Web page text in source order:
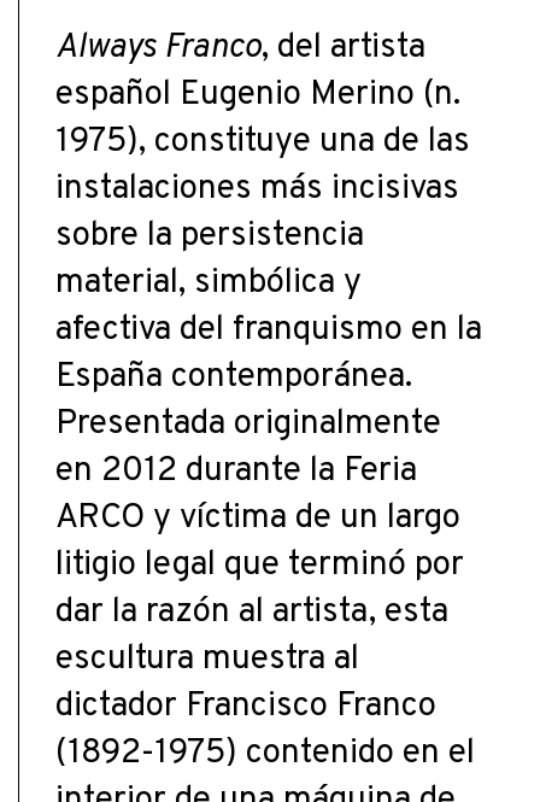
Always Franco, del artista
español Eugenio Merino (n.
1975), constituye una de las
instalaciones más incisivas
sobre la persistencia
material, simbólica y
afectiva del franquismo en la
España contemporánea.
Presentada originalmente
en 2012 durante la Feria
ARCO y víctima de un largo
litigio legal que terminó por
dar la razón al artista, esta
escultura muestra al
dictador Francisco Franco
(1892-1975) contenido en el